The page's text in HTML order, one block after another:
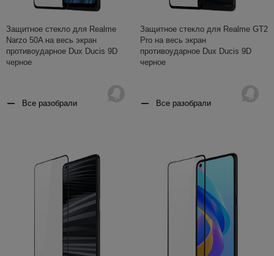
Защитное стекло для Realme
Narzo 50A на весь экран
противоударное Dux Ducis 9D
черное
Все разобрали
Защитное стекло для Realme GT2
Pro на весь экран
противоударное Dux Ducis 9D
черное
Все разобрали